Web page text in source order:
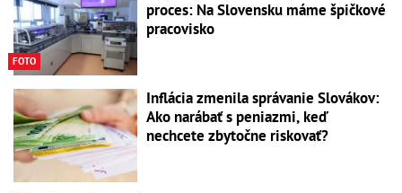
FOTO
proces: Na Slovensku máme špičkové
pracovisko
Inflácia zmenila správanie Slovákov:
Ako narábať s peniazmi, keď
nechcete zbytočne riskovať?